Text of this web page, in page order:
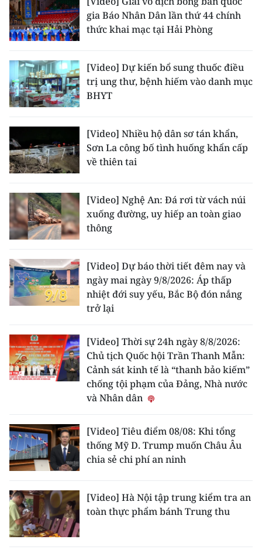
ENGLISH
中文
FRANÇAIS
РУССКИЙ
한국어
gia Báo Nhân Dân lần thứ 44 chính
thức khai mạc tại Hải Phòng
[Video] Dự kiến bổ sung thuốc điều
trị ung thư, bệnh hiếm vào danh mục
BHYT
[Video] Nhiều hộ dân sơ tán khẩn,
Sơn La công bố tình huống khẩn cấp
về thiên tai
[Video] Nghệ An: Đá rơi từ vách núi
xuống đường, uy hiếp an toàn giao
thông
[Video] Dự báo thời tiết đêm nay và
ngày mai ngày 9/8/2026: Áp thấp
nhiệt đới suy yếu, Bắc Bộ đón nắng
trở lại
[Video] Thời sự 24h ngày 8/8/2026:
Chủ tịch Quốc hội Trần Thanh Mẫn:
Cảnh sát kinh tế là “thanh bảo kiếm”
chống tội phạm của Đảng, Nhà nước
và Nhân dân
[Video] Tiêu điểm 08/08: Khi tổng
thống Mỹ D. Trump muốn Châu Âu
chia sẻ chi phí an ninh
[Video] Hà Nội tập trung kiểm tra an
toàn thực phẩm bánh Trung thu